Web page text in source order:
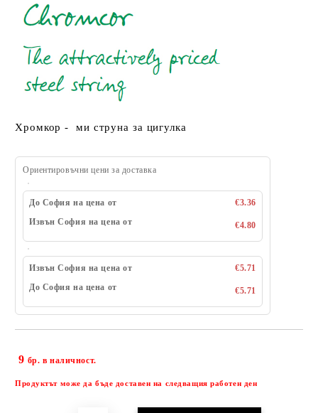
Хромкор - ми струна за цигулка
Ориентировъчни цени за доставка
До София на цена от
€3.36
Извън София на цена от
€4.80
Извън София на цена от
€5.71
До София на цена от
€5.71
9 бр. в наличност.
Продуктът може да бъде доставен на следващия работен ден